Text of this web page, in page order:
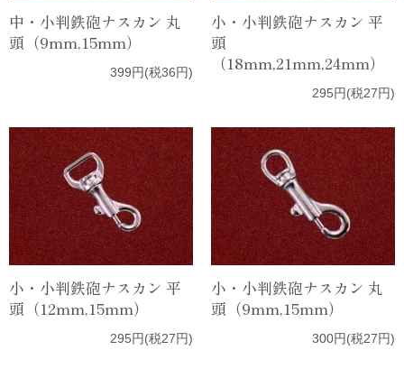
中・小判鉄砲ナスカン 丸
頭（9mm,15mm）
399円(税36円)
小・小判鉄砲ナスカン 平
頭
（18mm,21mm,24mm）
295円(税27円)
小・小判鉄砲ナスカン 平
頭（12mm,15mm）
295円(税27円)
小・小判鉄砲ナスカン 丸
頭（9mm,15mm）
300円(税27円)